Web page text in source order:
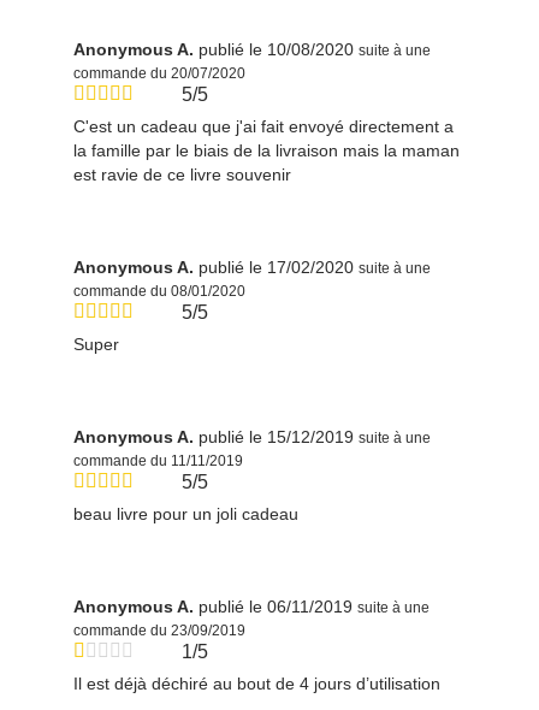
Anonymous A. publié le 10/08/2020 suite à une
commande du 20/07/2020
5/5
C'est un cadeau que j'ai fait envoyé directement a
la famille par le biais de la livraison mais la maman
est ravie de ce livre souvenir
Anonymous A. publié le 17/02/2020 suite à une
commande du 08/01/2020
5/5
Super
Anonymous A. publié le 15/12/2019 suite à une
commande du 11/11/2019
5/5
beau livre pour un joli cadeau
Anonymous A. publié le 06/11/2019 suite à une
commande du 23/09/2019
1/5
Il est déjà déchiré au bout de 4 jours d’utilisation